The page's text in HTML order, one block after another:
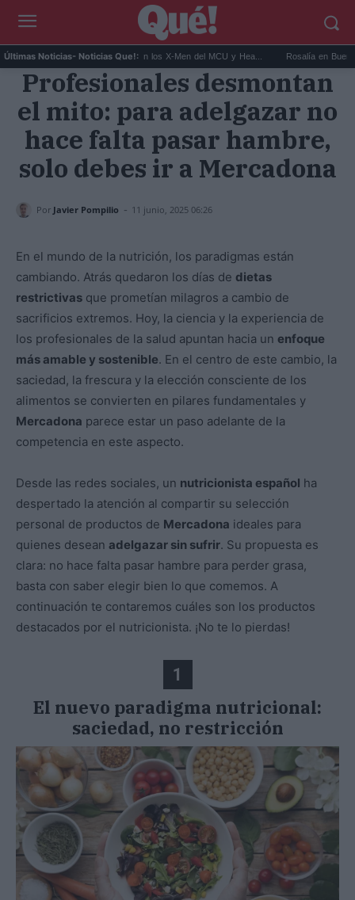
Últimas Noticias- Noticias Que!:
Kit Connor será Cíclope en los X-Men del MCU y Hea... Rosalía en Buenos
Profesionales desmontan
el mito: para adelgazar no
hace falta pasar hambre,
solo debes ir a Mercadona
Por Javier Pompilio - 11 junio, 2025 06:26
En el mundo de la nutrición, los paradigmas están
cambiando. Atrás quedaron los días de dietas
restrictivas que prometían milagros a cambio de
sacrificios extremos. Hoy, la ciencia y la experiencia de
los profesionales de la salud apuntan hacia un enfoque
más amable y sostenible. En el centro de este cambio, la
saciedad, la frescura y la elección consciente de los
alimentos se convierten en pilares fundamentales y
Mercadona parece estar un paso adelante de la
competencia en este aspecto.
Desde las redes sociales, un nutricionista español ha
despertado la atención al compartir su selección
personal de productos de Mercadona ideales para
quienes desean adelgazar sin sufrir. Su propuesta es
clara: no hace falta pasar hambre para perder grasa,
basta con saber elegir bien lo que comemos. A
continuación te contaremos cuáles son los productos
destacados por el nutricionista. ¡No te lo pierdas!
1
El nuevo paradigma nutricional:
saciedad, no restricción